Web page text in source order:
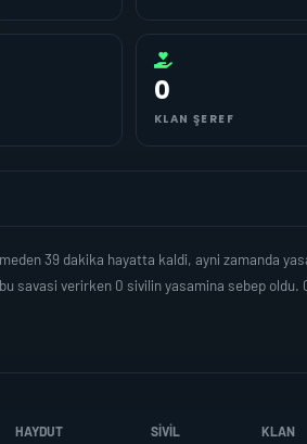
0
KLAN ŞEREF
39 dakika hayatta kaldi, ayni zamanda
savasi verirken 0 sivilin yasamina sebep oldu.
HAYDUT SIVIL KLAN